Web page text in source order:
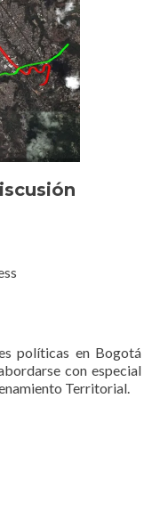
políticas en Bogotá
con especial
Territorial.